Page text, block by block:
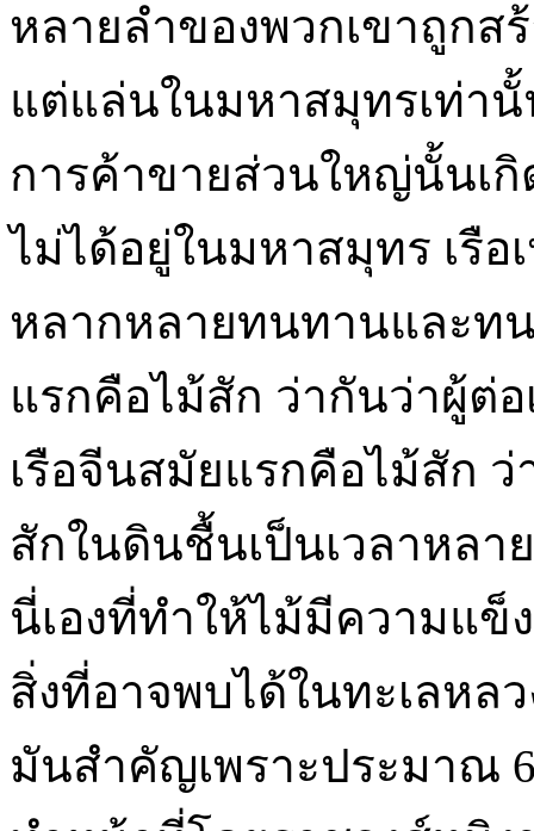
หลายลำของพวกเขาถูกส
แต่แล่นในมหาสมุทรเท่า
การค้าขายส่วนใหญ่นั้นเ
ไม่ได้อยู่ในมหาสมุทร เรือ
หลากหลายทนทานและท
แรกคือไม้สัก ว่ากันว่าผู้ต่
เรือจีนสมัยแรกคือไม้สัก
สักในดินชื้นเป็นเวลาหลา
นี่เองที่ทำให้ไม้มีความแข็
สิ่งที่อาจพบได้ในทะเลหล
มันสำคัญเพราะประมาณ